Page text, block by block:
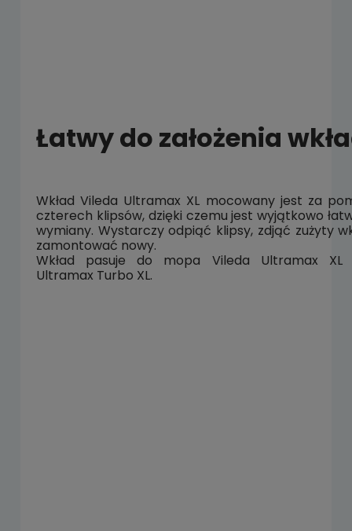
Łatwy do założenia
Wkład Vileda Ultramax XL mocowany jest za
czterech klipsów, dzięki czemu jest wyjątkowo
wymiany. Wystarczy odpiąć klipsy, zdjąć zużyty
zamontować nowy.
Wkład pasuje do mopa Vileda Ultramax XL
Ultramax Turbo XL.